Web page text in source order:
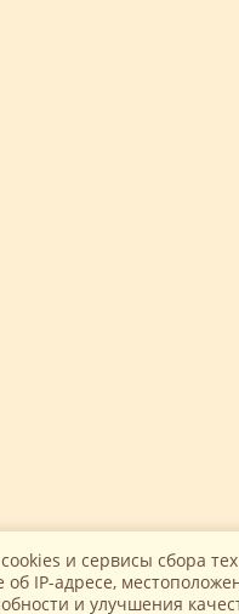
и сервисы сбора
IP-адресе,
и улучшения